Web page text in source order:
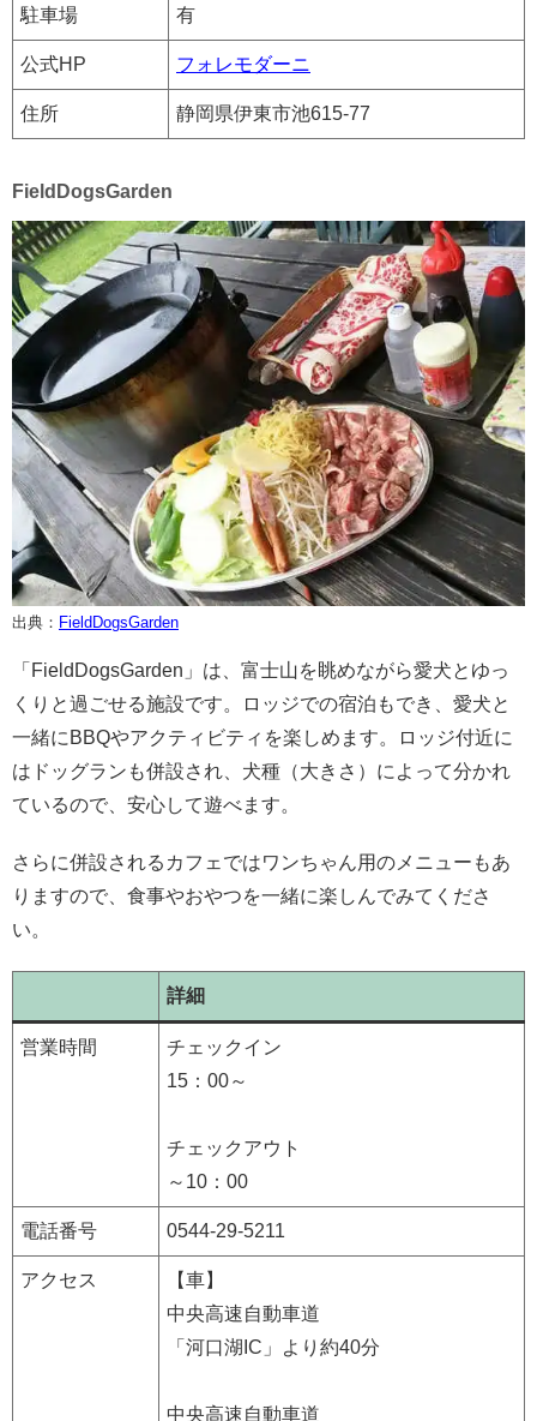
駐車場 有
公式HP フォレモダーニ
住所 静岡県伊東市池615-77
FieldDogsGarden
出典： FieldDogsGarden
「FieldDogsGarden」は、富士山を眺めながら愛犬とゆっ
くりと過ごせる施設です。ロッジでの宿泊もでき、愛犬と
一緒にBBQやアクティビティを楽しめます。ロッジ付近に
はドッグランも併設され、犬種（大きさ）によって分かれ
ているので、安心して遊べます。
さらに併設されるカフェではワンちゃん用のメニューもあ
りますので、食事やおやつを一緒に楽しんでみてくださ
い。
詳細
営業時間
チェックイン
15：00～
チェックアウト
～10：00
電話番号 0544-29-5211
アクセス
【車】
中央高速自動車道
「河口湖IC」より約40分
中央高速自動車道